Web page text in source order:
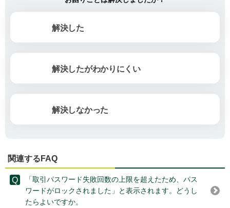
解決した
解決したがわかりにくい
解決しなかった
関連するFAQ
「取引パスワード失敗回数の上限を超えたため、パス
ワードがロックされました」と表示されます。どうし
たらよいですか。